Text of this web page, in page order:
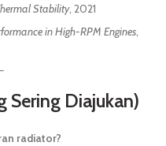
Stability, 2021
in High-RPM Engines,
Sering Diajukan)
radiator?